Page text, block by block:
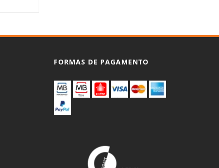
FORMAS DE PAGAMENTO